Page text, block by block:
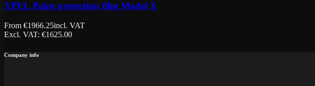
XPEL Paint protection film Model X
From €1966.25incl. VAT
Excl. VAT: €1625.00
Company info